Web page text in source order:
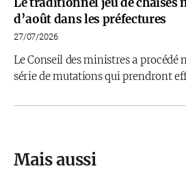
d’août dans les préfectures
27/07/2026
Le Conseil des ministres a procédé
série de mutations qui prendront
Mais aussi